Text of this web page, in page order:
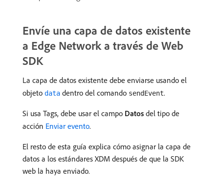
Envíe una capa de datos existente
a Edge Network a través de Web
SDK
La capa de datos existente debe enviarse usando el
objeto data dentro del comando sendEvent.
Si usa Tags, debe usar el campo Datos del tipo de
acción Enviar evento.
El resto de esta guía explica cómo asignar la capa de
datos a los estándares XDM después de que la SDK
web la haya enviado.